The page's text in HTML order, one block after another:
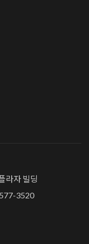
라자 빌딩
3520